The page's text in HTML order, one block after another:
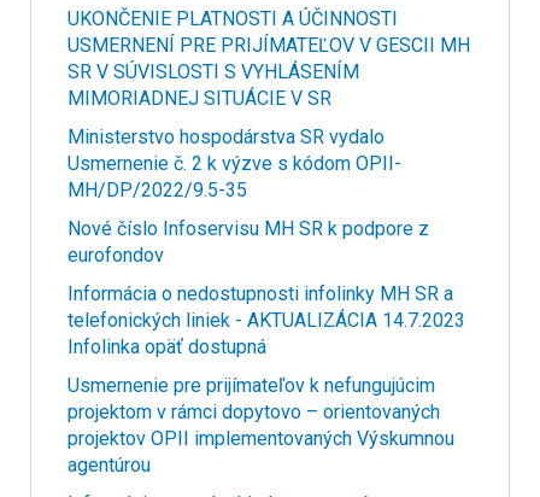
UKONČENIE PLATNOSTI A ÚČINNOSTI
USMERNENÍ PRE PRIJÍMATEĽOV V GESCII MH
SR V SÚVISLOSTI S VYHLÁSENÍM
MIMORIADNEJ SITUÁCIE V SR
Ministerstvo hospodárstva SR vydalo
Usmernenie č. 2 k výzve s kódom OPII-
MH/DP/2022/9.5-35
Nové číslo Infoservisu MH SR k podpore z
eurofondov
Informácia o nedostupnosti infolinky MH SR a
telefonických liniek - AKTUALIZÁCIA 14.7.2023
Infolinka opäť dostupná
Usmernenie pre prijímateľov k nefungujúcim
projektom v rámci dopytovo – orientovaných
projektov OPII implementovaných Výskumnou
agentúrou